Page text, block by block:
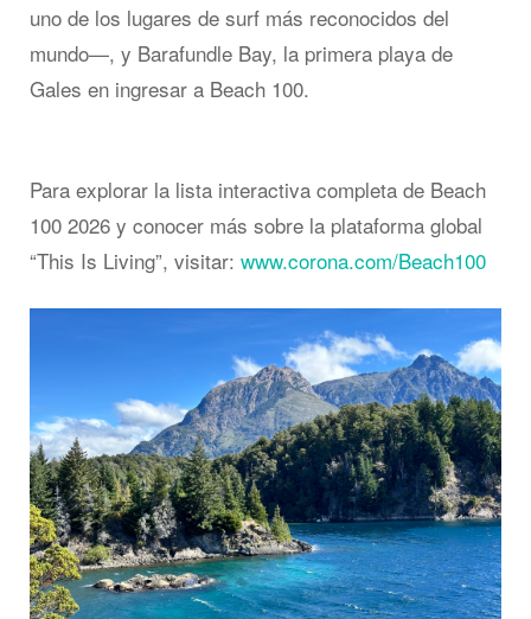
uno de los lugares de surf más reconocidos del
mundo—, y Barafundle Bay, la primera playa de
Gales en ingresar a Beach 100.
Para explorar la lista interactiva completa de Beach
100 2026 y conocer más sobre la plataforma global
“This Is Living”, visitar: www.corona.com/Beach100